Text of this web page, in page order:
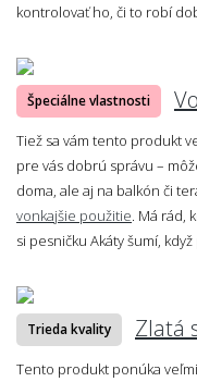
kontrolovať ho, či to robí
Špeciálne vlastnosti
Tiež sa vám tento produkt
pre vás dobrú správu –
doma, ale aj na balkón či
vonkajšie použitie . Má
si pesničku Akáty šumí,
Trieda kvality Zlatá
Tento produkt ponúka